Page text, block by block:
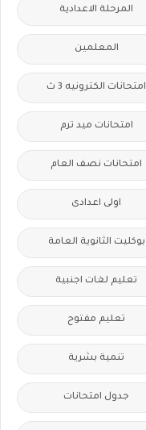
المرحلة الاعدادية
المعلمين
امتحانات الكترونيه 3 ث
امتحانات ميد ترم
امتحانات نصف العام
اولى اعدادى
بوكليت الثانوية العامة
تعليم لغات اجنبية
تعليم مفتوح
تنمية بشرية
جدول امتحانات